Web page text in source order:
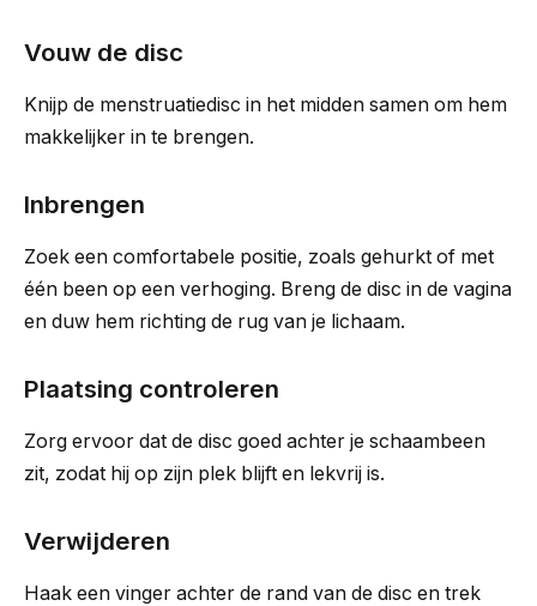
Vouw de disc
Knijp de menstruatiedisc in het midden samen om hem
makkelijker in te brengen.
Inbrengen
Zoek een comfortabele positie, zoals gehurkt of met
één been op een verhoging. Breng de disc in de vagina
en duw hem richting de rug van je lichaam.
Plaatsing controleren
Zorg ervoor dat de disc goed achter je schaambeen
zit, zodat hij op zijn plek blijft en lekvrij is.
Verwijderen
Haak een vinger achter de rand van de disc en trek